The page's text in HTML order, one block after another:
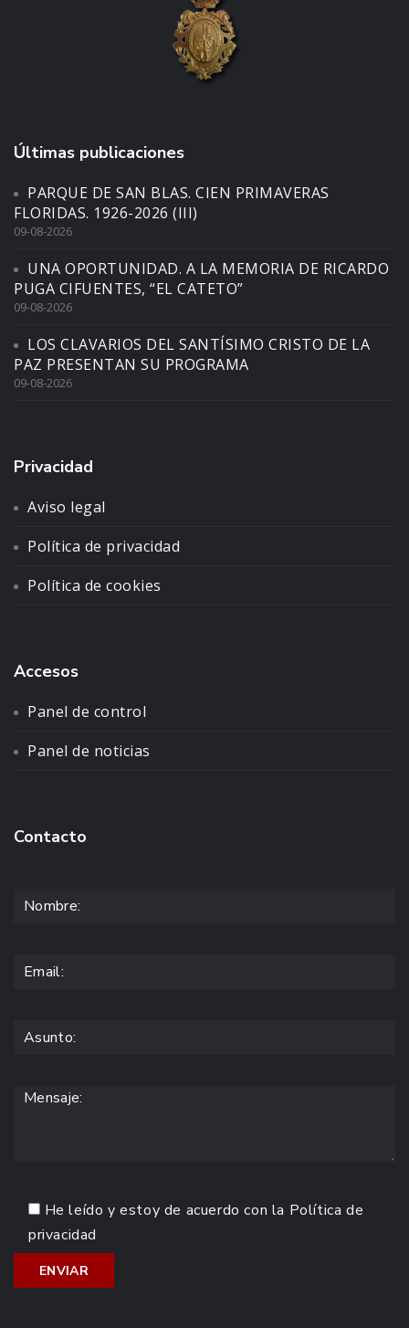
Últimas publicaciones
PARQUE DE SAN BLAS. CIEN PRIMAVERAS
FLORIDAS. 1926-2026 (III)
09-08-2026
UNA OPORTUNIDAD. A LA MEMORIA DE RICARDO
PUGA CIFUENTES, “EL CATETO”
09-08-2026
LOS CLAVARIOS DEL SANTÍSIMO CRISTO DE LA
PAZ PRESENTAN SU PROGRAMA
09-08-2026
Privacidad
Aviso legal
Política de privacidad
Política de cookies
Accesos
Panel de control
Panel de noticias
Contacto
He leído y estoy de acuerdo con la Política de
privacidad